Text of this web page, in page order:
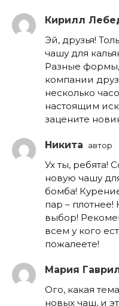
Кирилл
Эй, друзья!
чашу для
Разные
компании
несколько
настоящим
зацените
Никита автор
Ух ты, ребята!
новую чашу
бомба!
пар – плотнее!
выбор!
всем у кого
пожалеете!
Мария
Ого, какая
новых чаш, и